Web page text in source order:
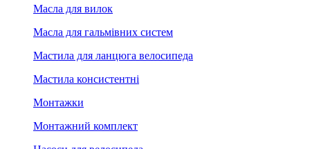
Масла для вилок
Масла для гальмівних систем
Мастила для ланцюга велосипеда
Мастила консистентні
Монтажки
Монтажний комплект